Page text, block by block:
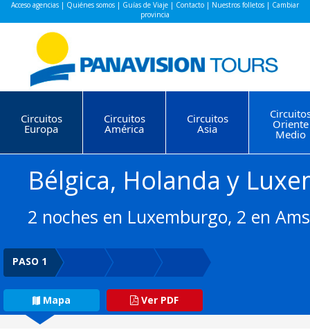
Acceso agencias | Quiénes somos | Guías de Viaje | Contacto | Nuestros folletos | Cambiar
provincia
Circuitos
Europa
Circuitos
América
Circuitos
Asia Oriente
Medio
Bélgica, Holanda y
2 noches en Luxemburgo, 2 en
PASO 1
Mapa Ver PDF